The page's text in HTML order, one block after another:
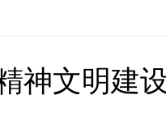
神文明建